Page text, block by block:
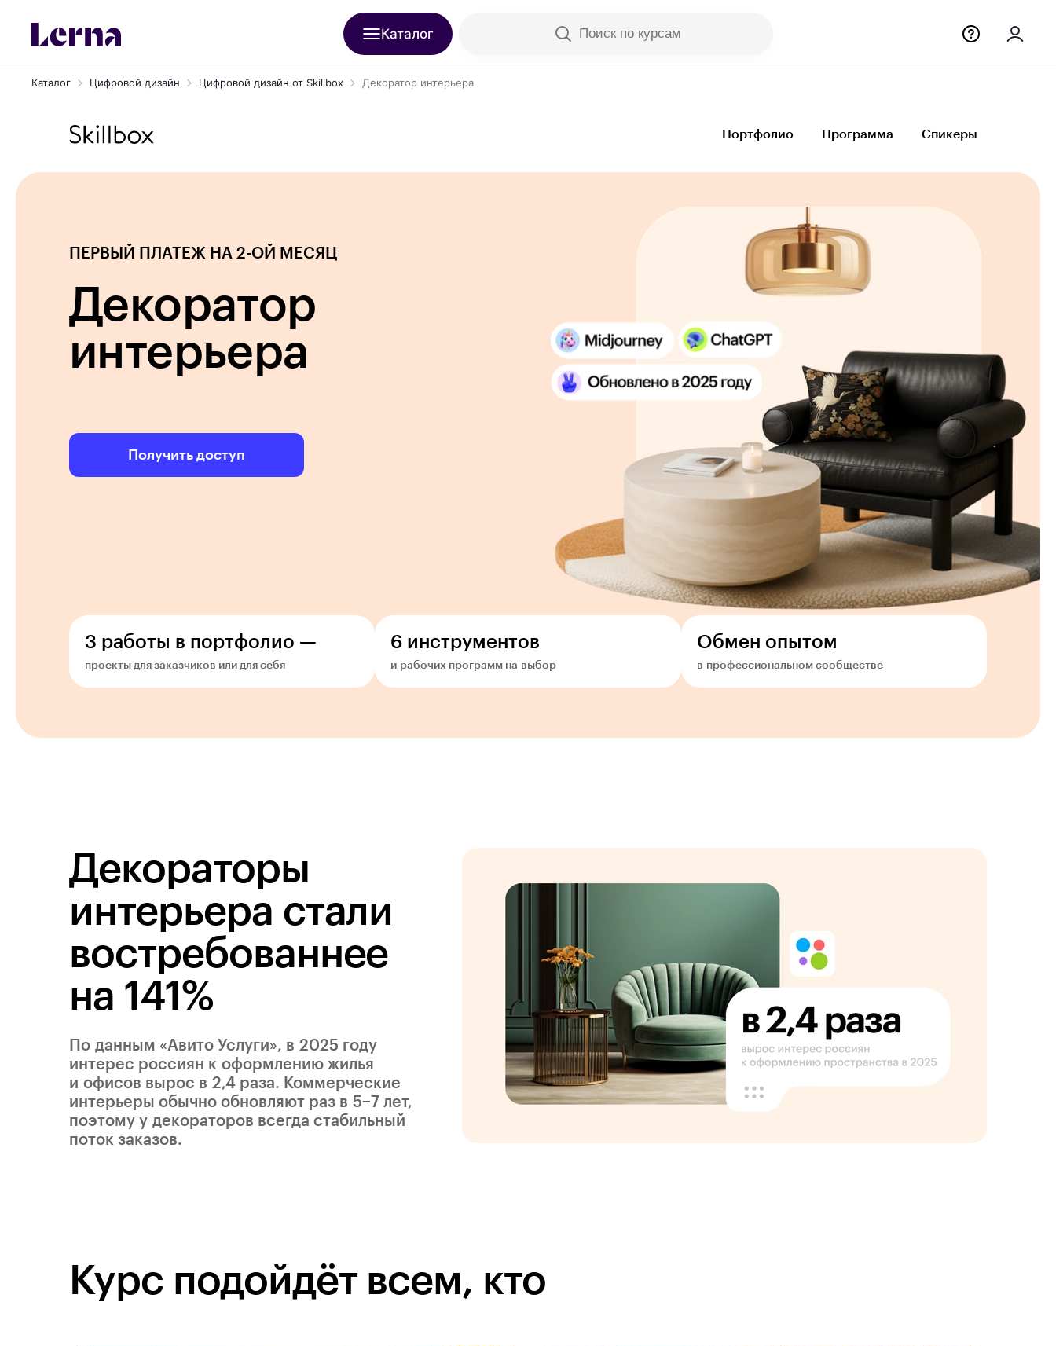
Каталог Поиск по курсам
Каталог Цифровой дизайн Цифровой дизайн от Skillbox Декоратор интерьера
Портфолио Программа Спикеры
Декоратор
интерьера
ПЕРВЫЙ ПЛАТЕЖ НА 2-ОЙ МЕСЯЦ
Получить доступ
3 работы в портфолио —
проекты для заказчиков или для себя
6 инструментов
и рабочих программ на выбор
Обмен опытом
в профессиональном сообществе
Декораторы
интерьера стали
востребованнее
на 141%
По данным «Авито Услуги», в 2025 году
интерес россиян к оформлению жилья
и офисов вырос в 2,4 раза. Коммерческие
интерьеры обычно обновляют раз в 5−7 лет,
поэтому у декораторов всегда стабильный
поток заказов.
Курс подойдёт всем, кто